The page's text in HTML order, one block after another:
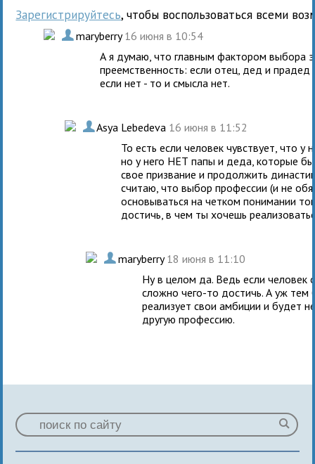
Зарегистрируйтесь, чтобы воспользоваться всеми
. maryberry16 июня в 10:54
А я думаю, что главным фактором выбора
преемственность: если отец, дед и
если нет - то и смысла нет.
.Asya Lebedeva 16 июня в 11:52
То есть если человек чувствует, что
но у него НЕТ папы и деда, которые
свое призвание и продолжить
считаю, что выбор профессии (и не
основываться на четком понимании
достичь, в чем ты хочешь
. maryberry18 июня в 11:10
Ну в целом да. Ведь если
сложно чего-то достичь. А уж тем
реализует свои амбиции и будет
другую профессию.